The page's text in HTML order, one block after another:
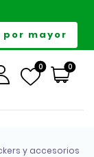
por mayor
0 0
y accesorios